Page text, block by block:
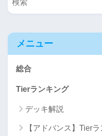
メニュー
総合
Tierランキング
デッキ解説
【アドバンス】Tier